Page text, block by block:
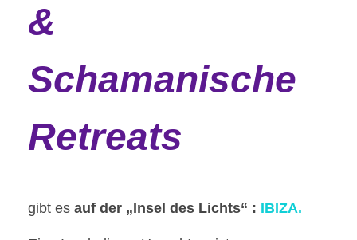
&
Schamanische
Retreats
gibt es auf der „Insel des Lichts“ : IBIZA.